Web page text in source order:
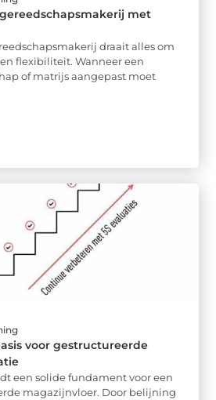
met
draait alles om
flexibiliteit. Wanneer een
of matrijs aangepast moet
voor gestructureerde
een solide fundament voor een
magazijnvloer. Door belijning